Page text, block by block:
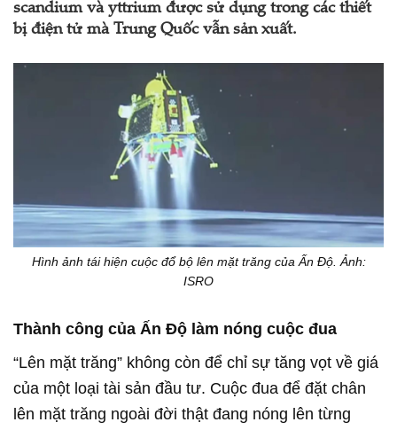
scandium và yttrium được sử dụng trong các thiết
bị điện tử mà Trung Quốc vẫn sản xuất.
Hình ảnh tái hiện cuộc đổ bộ lên mặt trăng của Ấn Độ. Ảnh:
ISRO
Thành công của Ấn Độ làm nóng cuộc đua
“Lên mặt trăng” không còn để chỉ sự tăng vọt về giá
của một loại tài sản đầu tư. Cuộc đua để đặt chân
lên mặt trăng ngoài đời thật đang nóng lên từng